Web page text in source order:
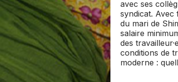
avec ses
syndicat.
du mari de
salaire
des
conditions de
moderne :